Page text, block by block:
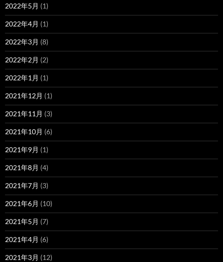
2022年5月 (1)
2022年4月 (1)
2022年3月 (8)
2022年2月 (2)
2022年1月 (1)
2021年12月 (1)
2021年11月 (3)
2021年10月 (6)
2021年9月 (1)
2021年8月 (4)
2021年7月 (3)
2021年6月 (10)
2021年5月 (7)
2021年4月 (6)
2021年3月 (12)